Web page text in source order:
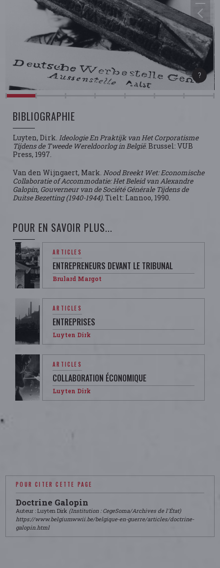
BIBLIOGRAPHIE
Luyten, Dirk. Ideologie En Praktijk van Het Corporatisme
Tijdens de Tweede Wereldoorlog in België. Brussel: VUB
Press, 1997.
Van den Wijngaert, Mark. Nood Breekt Wet: Economische
Collaboratie of Accommodatie: Het Beleid van Alexandre
Galopin, Gouverneur van de Société Générale Tijdens de
Duitse Bezetting (1940-1944).Tielt: Lannoo, 1990.
POUR EN SAVOIR PLUS...
ARTICLES
ENTREPRENEURS DEVANT LE TRIBUNAL
Brulard Margot
ARTICLES
ENTREPRISES
Luyten Dirk
ARTICLES
COLLABORATION ÉCONOMIQUE
Luyten Dirk
POUR CITER CETTE PAGE
Doctrine Galopin
Auteur : Luyten Dirk (Institution : CegeSoma/Archives de l'État)
https://www.belgiumwwii.be/belgique-en-guerre/articles/doctrine-
galopin.html